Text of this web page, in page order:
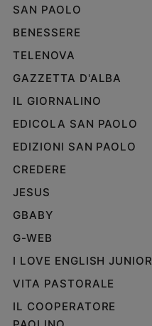
SAN PAOLO
BENESSERE
TELENOVA
GAZZETTA D'ALBA
IL GIORNALINO
EDICOLA SAN PAOLO
EDIZIONI SAN PAOLO
CREDERE
JESUS
GBABY
G-WEB
I LOVE ENGLISH JUNIOR
VITA PASTORALE
IL COOPERATORE